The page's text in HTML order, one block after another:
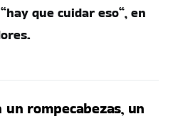
que cuidar eso“, en
un rompecabezas, un